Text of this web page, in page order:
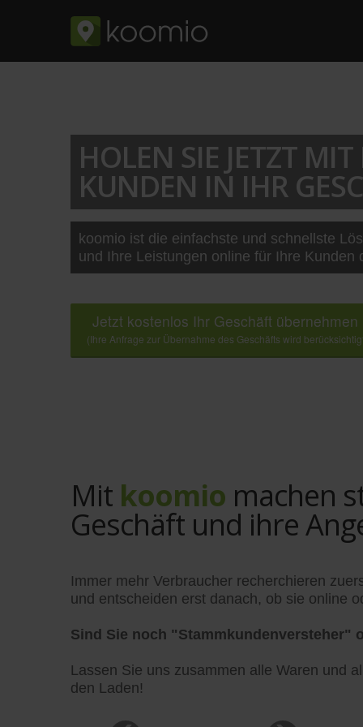
HOLEN SIE JETZT
KUNDEN IN IHR
koomio ist die einfachste und schnellste
und Ihre Leistungen online für Ihre Kunden
Jetzt kostenlos Ihr Geschäft übernehmen
(Ihre Anfrage zur Übernahme des Geschäfts wird
Mit koomio machen
Geschäft und ihre
Immer mehr Verbraucher recherchieren
und entscheiden erst danach, ob sie online
Sind Sie noch "Stammkundenversteher"
Lassen Sie uns zusammen alle Waren und
den Laden!